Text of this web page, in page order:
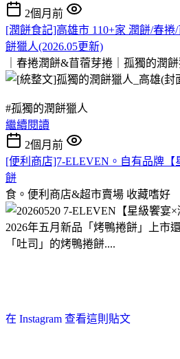
2個月前
[潤餅食記]高雄市 110+家 潤餅/春捲
餅獵人(2026.05更新)
｜春捲潤餅&苜蓿芽捲｜孤獨的潤
#孤獨的潤餅獵人
繼續閱讀
2個月前
[便利商店]7-ELEVEN。自有品牌
餅
食。便利商店&超市賣場 收藏嗜好
2026年五月新品「烤鴨捲餅」上市
「吐司」的烤鴨捲餅....
在 Instagram 查看這則貼文